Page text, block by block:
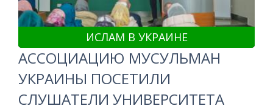
ИСЛАМ В УКРАИНЕ
АССОЦИАЦИЮ МУСУЛЬМАН
УКРАИНЫ ПОСЕТИЛИ
СЛУШАТЕЛИ УНИВЕРСИТЕТА